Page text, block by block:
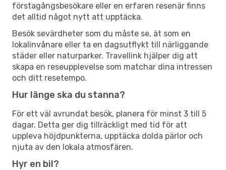
förstagångsbesökare eller en erfaren resenär finns
det alltid något nytt att upptäcka.
Besök sevärdheter som du måste se, ät som en
lokalinvånare eller ta en dagsutflykt till närliggande
städer eller naturparker. Travellink hjälper dig att
skapa en reseupplevelse som matchar dina intressen
och ditt resetempo.
Hur länge ska du stanna?
För ett väl avrundat besök, planera för minst 3 till 5
dagar. Detta ger dig tillräckligt med tid för att
uppleva höjdpunkterna, upptäcka dolda pärlor och
njuta av den lokala atmosfären.
Hyr en bil?